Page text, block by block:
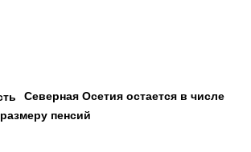
Северная Осетия остается в числе
пенсий